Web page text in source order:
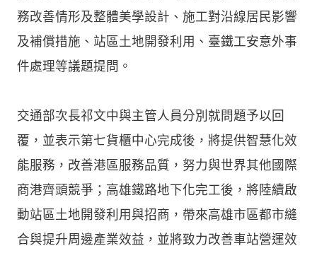
務改善情形及整體美學設計、施工對沿線居民影響
及補償措施、站區土地開發利用、臺鐵工安意外事
件處理等議題提問。
交通部次長祁文中與主管人員分別就問題予以回
覆，並表示第七貨櫃中心完成後，將提供智慧化效
能服務，改善港區服務品質，努力與世界其他國際
商港齊頭競爭；高雄鐵路地下化完工後，將陸續啟
動站區土地開發利用與招商，帶來高雄市區都市縫
合與提升周邊產業效益，並將致力改善車站營運效